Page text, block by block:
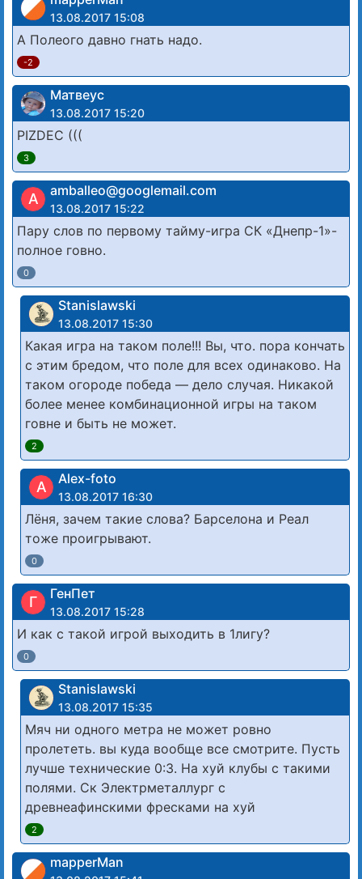
13.08.2017 15:08
А Полеого давно гнать надо.
-2
Матвеус
13.08.2017 15:20
PIZDEC (((
3
A amballeo@googlemail.com
13.08.2017 15:22
Пару слов по первому тайму-игра СК «Днепр-1»-
полное говно.
0
Stanislawski
13.08.2017 15:30
Какая игра на таком поле!!! Вы, что. пора кончать
с этим бредом, что поле для всех одинаково. На
таком огороде победа — дело случая. Никакой
более менее комбинационной игры на таком
говне и быть не может.
2
A Alex-foto
13.08.2017 16:30
Лёня, зачем такие слова? Барселона и Реал
тоже проигрывают.
0
Г ГенПет
13.08.2017 15:28
И как с такой игрой выходить в 1лигу?
0
Stanislawski
13.08.2017 15:35
Мяч ни одного метра не может ровно
пролететь. вы куда вообще все смотрите. Пусть
лучше технические 0:3. На хуй клубы с такими
полями. Ск Электрметаллург с
древнеафинскими фресками на хуй
2
mapperMan